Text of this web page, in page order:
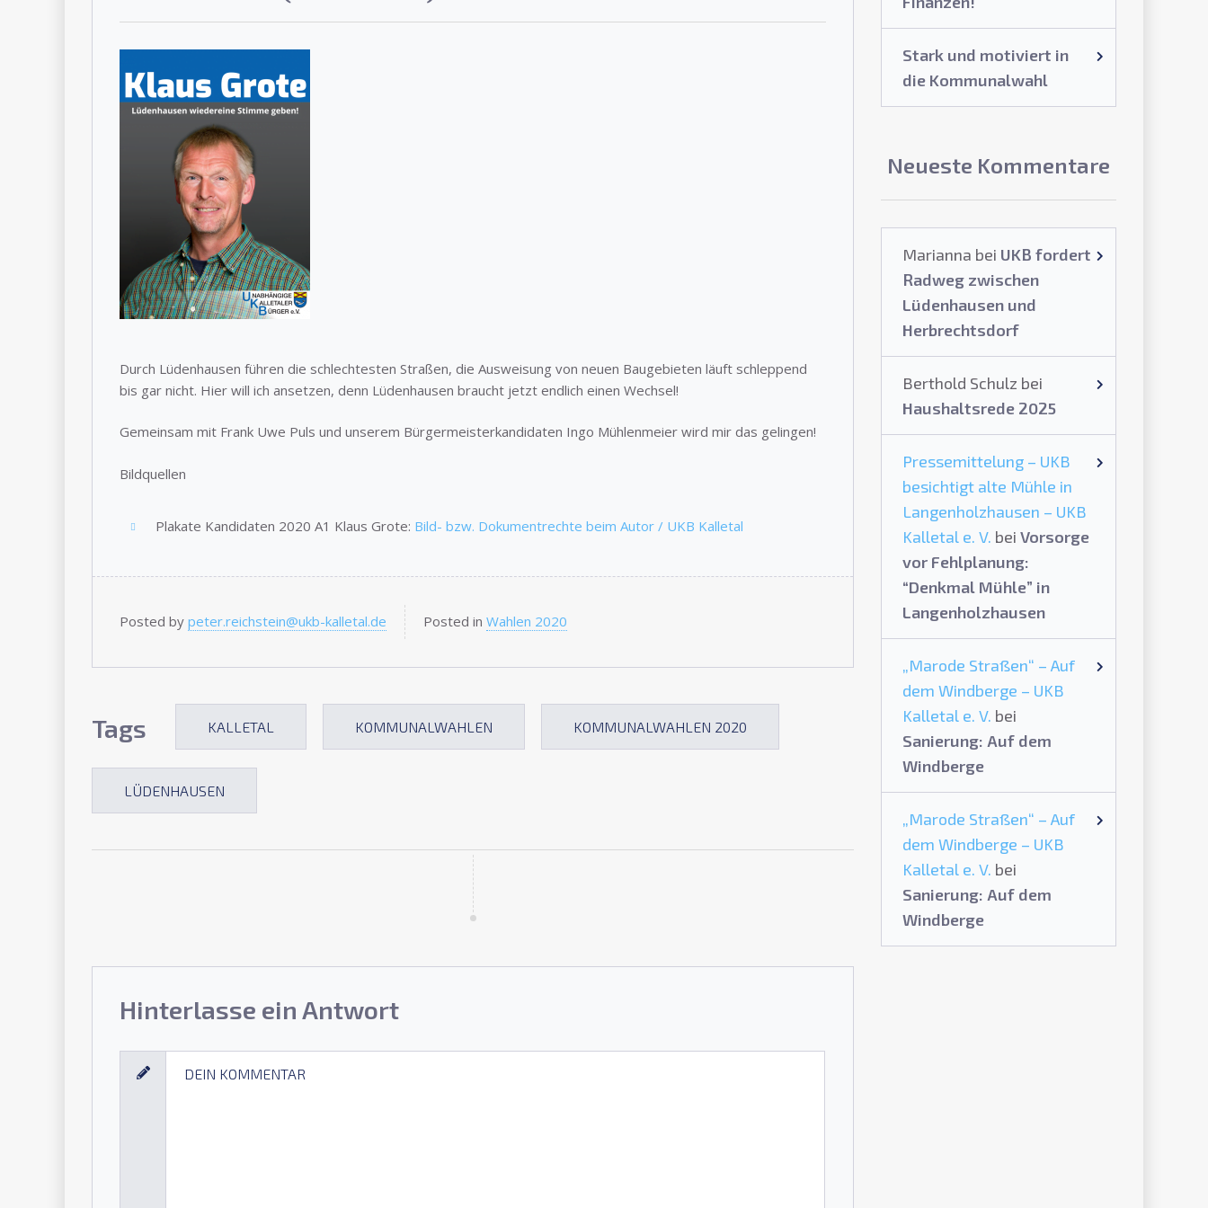
Durch Lüdenhausen führen die schlechtesten Straßen, die Ausweisung von neuen Baugebieten läuft schleppend
bis gar nicht. Hier will ich ansetzen, denn Lüdenhausen braucht jetzt endlich einen Wechsel!
Gemeinsam mit Frank Uwe Puls und unserem Bürgermeisterkandidaten Ingo Mühlenmeier wird mir das gelingen!
Bildquellen
Plakate Kandidaten 2020 A1 Klaus Grote: Bild- bzw. Dokumentrechte beim Autor / UKB Kalletal
Posted by peter.reichstein@ukb-kalletal.de Posted in Wahlen 2020
Tags KALLETAL KOMMUNALWAHLEN KOMMUNALWAHLEN 2020
LÜDENHAUSEN
Hinterlasse ein Antwort
Stark und motiviert in
die Kommunalwahl
Neueste Kommentare
Marianna bei UKB fordert
Radweg zwischen
Lüdenhausen und
Herbrechtsdorf
Berthold Schulz bei
Haushaltsrede 2025
Pressemittelung – UKB
besichtigt alte Mühle in
Langenholzhausen – UKB
Kalletal e. V. bei Vorsorge
vor Fehlplanung:
“Denkmal Mühle” in
Langenholzhausen
„Marode Straßen“ – Auf
dem Windberge – UKB
Kalletal e. V. bei
Sanierung: Auf dem
Windberge
„Marode Straßen“ – Auf
dem Windberge – UKB
Kalletal e. V. bei
Sanierung: Auf dem
Windberge